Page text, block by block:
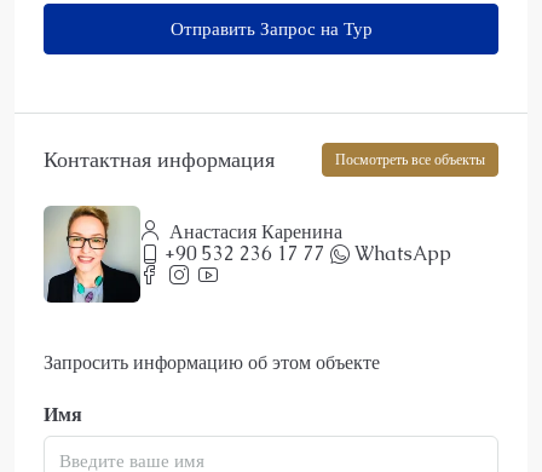
Отправить Запрос на Тур
Контактная информация Посмотреть все объекты
Анастасия Каренина
+90 532 236 17 77
WhatsApp
Запросить информацию об этом объекте
Имя